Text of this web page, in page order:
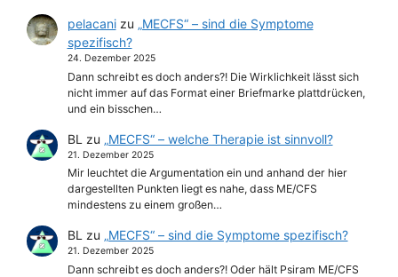
pelacanizu „MECFS“ – sind die Symptome
spezifisch?
24. Dezember 2025
Dann schreibt es doch anders?! Die Wirklichkeit lässt sich
nicht immer auf das Format einer Briefmarke plattdrücken,
und ein bisschen…
BL zu „MECFS“ – welche Therapie ist sinnvoll?
21. Dezember 2025
Mir leuchtet die Argumentation ein und anhand der hier
dargestellten Punkten liegt es nahe, dass ME/CFS
mindestens zu einem großen…
BL zu „MECFS“ – sind die Symptome spezifisch?
21. Dezember 2025
Dann schreibt es doch anders?! Oder hält Psiram ME/CFS